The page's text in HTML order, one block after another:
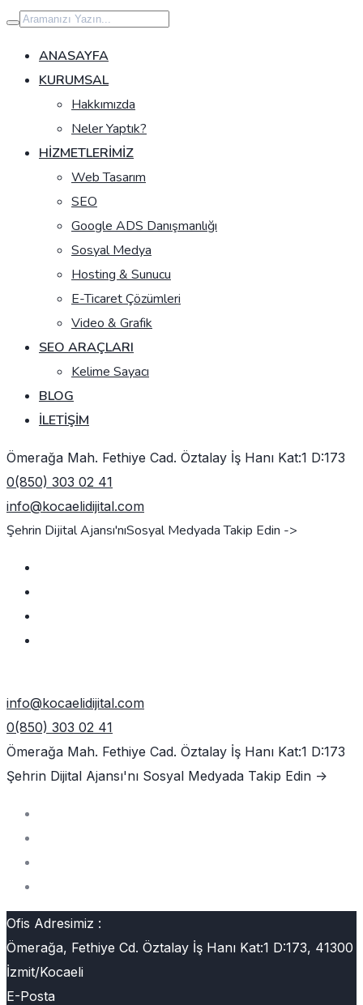
İçeriğe
geç
ANASAYFA
KURUMSAL
Hakkımızda
Neler Yaptık?
HIZMETLERIMIZ
Web Tasarım
SEO
Google ADS Danışmanlığı
Sosyal Medya
Hosting & Sunucu
E-Ticaret Çözümleri
Video & Grafik
SEO ARAÇLARI
Kelime Sayacı
BLOG
İLETIŞIM
Ömerağa Mah. Fethiye Cad. Öztalay İş Hanı Kat:1 D:173
0(850) 303 02 41
info@kocaelidijital.com
Şehrin Dijital Ajansı'nıSosyal Medyada Takip Edin ->
info@kocaelidijital.com
0(850) 303 02 41
Ömerağa Mah. Fethiye Cad. Öztalay İş Hanı Kat:1 D:173
Şehrin Dijital Ajansı'nı Sosyal Medyada Takip Edin ->
Ofis Adresimiz :
Ömerağa, Fethiye Cd. Öztalay İş Hanı Kat:1 D:173, 41300
İzmit/Kocaeli
E-Posta